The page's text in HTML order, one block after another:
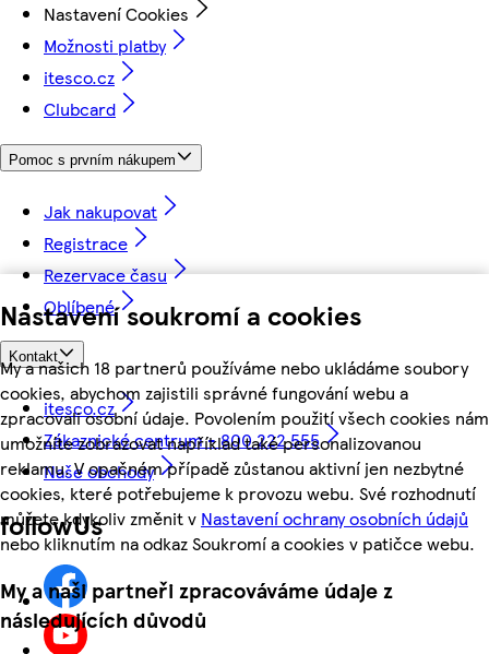
Nastavení soukromí a cookies
My a našich 18 partnerů používáme nebo ukládáme soubory
cookies, abychom zajistili správné fungování webu a
zpracovali osobní údaje. Povolením použití všech cookies nám
umožníte zobrazovat například také personalizovanou
reklamu. V opačném případě zůstanou aktivní jen nezbytné
cookies, které potřebujeme k provozu webu. Své rozhodnutí
můžete kdykoliv změnit v Nastavení ochrany osobních údajů
nebo kliknutím na odkaz Soukromí a cookies v patičce webu.
My a naši partneři zpracováváme údaje z
následujících důvodů
Nastavení Cookies
Možnosti platby
itesco.cz
Clubcard
Pomoc s prvním nákupem
Jak nakupovat
Registrace
Rezervace času
Oblíbené
Kontakt
itesco.cz
Zákaznické centrum - 800 222 555
Naše obchody
followUs